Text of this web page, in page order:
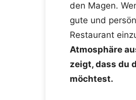
den Magen.
gute und
Restaurant
Atmosphäre
zeigt, dass du
möchtest.